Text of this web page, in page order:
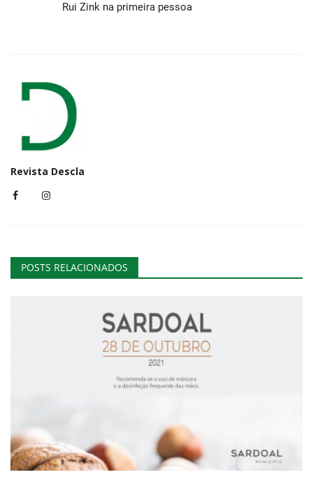
Rui Zink na primeira pessoa
Revista Descla
POSTS RELACIONADOS